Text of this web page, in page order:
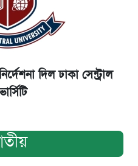
দিল ঢাকা সেন্ট্রাল